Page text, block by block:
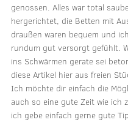
genossen. Alles war total
hergerichtet, die Betten mit
draußen waren bequem und
rundum gut versorgt gefühlt.
ins Schwärmen gerate sei
diese Artikel hier aus freien
Ich möchte dir einfach die
auch so eine gute Zeit wie ich
ich gebe einfach gerne gute